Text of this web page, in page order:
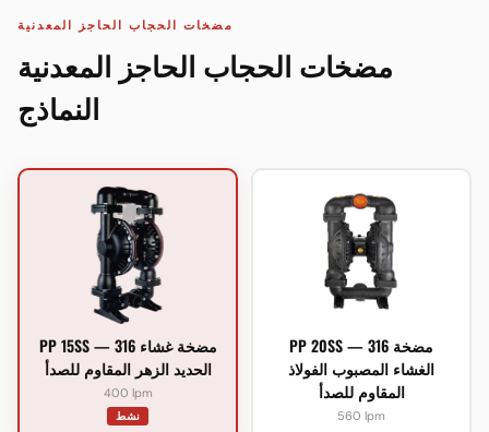
مضخات الحجاب الحاجز المعدنية
مضخات الحجاب الحاجز المعدنية
النماذج
PP 15SS — 316 مضخة غشاء
الحديد الزهر المقاوم للصدأ
400 lpm
نشط
PP 20SS — 316 مضخة
الغشاء المصبوب الفولاذ
المقاوم للصدأ
560 lpm